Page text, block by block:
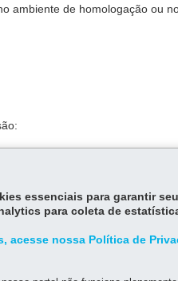
ambiente de homologação ou
Fiscais eletrônicos
nº 09/07 na legislação tributária
- Dispõe sobre o processo
e obrigatoriedade do CT-e -
essenciais para garantir
para coleta de
acesse nossa Política de